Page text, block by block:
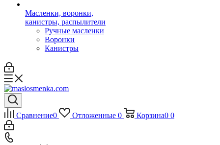
Масленки, воронки,
канистры, распылители
Ручные масленки
Воронки
Канистры
Сравнение0 Отложенные 0 Корзина0 0